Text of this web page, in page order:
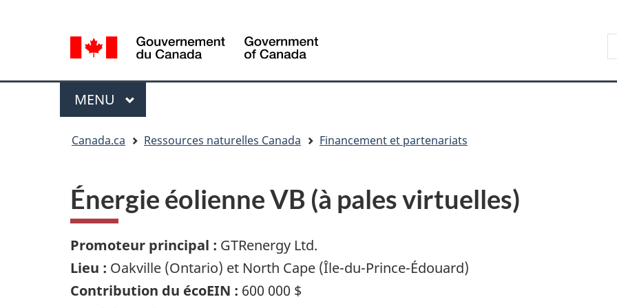
HTML
de
la
langue
selection
Menu
MENU PRINCIPAL
Canada.ca Ressources naturelles Canada Financement et partenariats
Énergie éolienne VB (à pales virtuelles)
Promoteur principal : GTRenergy Ltd.
Lieu : Oakville (Ontario) et North Cape (Île-du-Prince-Édouard)
Contribution du écoEIN : 600 000 $